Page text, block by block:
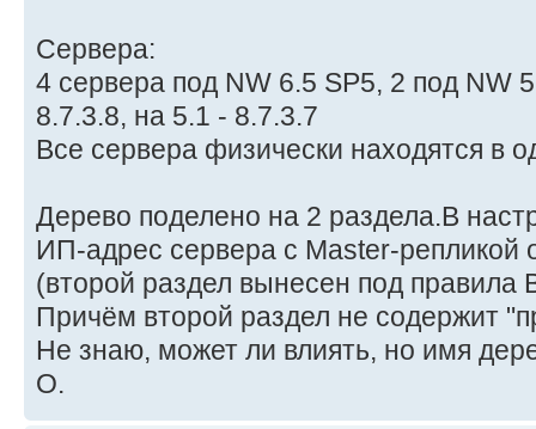
Сервера:
4 сервера под NW 6.5 SP5, 2 под NW
8.7.3.8, на 5.1 - 8.7.3.7
Все сервера физически находятся в
Дерево поделено на 2 раздела.В
ИП-адрес сервера с Master-репликой
(второй раздел вынесен под правила
Причём второй раздел не содержит
Не знаю, может ли влиять, но имя
O.